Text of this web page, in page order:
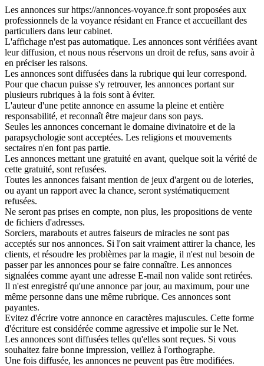
Les annonces sur https://annonces-voyance.fr sont proposées aux
professionnels de la voyance résidant en France et accueillant des
particuliers dans leur cabinet.
L'affichage n'est pas automatique. Les annonces sont vérifiées avant
leur diffusion, et nous nous réservons un droit de refus, sans avoir à
en préciser les raisons.
Les annonces sont diffusées dans la rubrique qui leur correspond.
Pour que chacun puisse s'y retrouver, les annonces portant sur
plusieurs rubriques à la fois sont à éviter.
L'auteur d'une petite annonce en assume la pleine et entière
responsabilité, et reconnaît être majeur dans son pays.
Seules les annonces concernant le domaine divinatoire et de la
parapsychologie sont acceptées. Les religions et mouvements
sectaires n'en font pas partie.
Les annonces mettant une gratuité en avant, quelque soit la vérité de
cette gratuité, sont refusées.
Toutes les annonces faisant mention de jeux d'argent ou de loteries,
ou ayant un rapport avec la chance, seront systématiquement
refusées.
Ne seront pas prises en compte, non plus, les propositions de vente
de fichiers d'adresses.
Sorciers, marabouts et autres faiseurs de miracles ne sont pas
acceptés sur nos annonces. Si l'on sait vraiment attirer la chance, les
clients, et résoudre les problèmes par la magie, il n'est nul besoin de
passer par les annonces pour se faire connaître. Les annonces
signalées comme ayant une adresse E-mail non valide sont retirées.
Il n'est enregistré qu'une annonce par jour, au maximum, pour une
même personne dans une même rubrique. Ces annonces sont
payantes.
Evitez d'écrire votre annonce en caractères majuscules. Cette forme
d'écriture est considérée comme agressive et impolie sur le Net.
Les annonces sont diffusées telles qu'elles sont reçues. Si vous
souhaitez faire bonne impression, veillez à l'orthographe.
Une fois diffusée, les annonces ne peuvent pas être modifiées.